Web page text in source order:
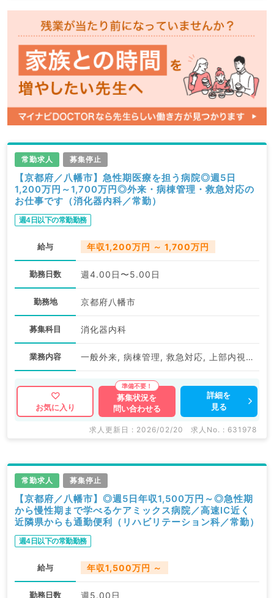
常勤求人 募集停止
【京都府／八幡市】急性期医療を担う病院◎週5日
1,200万円～1,700万円◎外来・病棟管理・救急対応の
お仕事です（消化器内科／常勤）
週4日以下の常勤勤務
給与 年収1,200万円 ～ 1,700万円
勤務日数 週4.00日〜5.00日
勤務地 京都府八幡市
募集科目 消化器内科
業務内容 一般外来, 病棟管理, 救急対応, 上部内視鏡検査（ＧＦ）, 下部内視鏡検査（ＣＦ）
お気に入り
募集状況を
問い合わせる
詳細を
見る
求人更新日 : 2026/02/20 求人No. : 631978
常勤求人 募集停止
【京都府／八幡市】◎週5日年収1,500万円～◎急性期
から慢性期まで学べるケアミックス病院／高速IC近く
近隣県からも通勤便利（リハビリテーション科／常勤）
週4日以下の常勤勤務
給与 年収1,500万円 ～
勤務日数 週5.00日